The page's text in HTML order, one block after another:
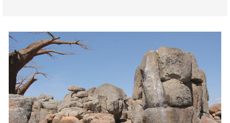
Comida & Restaurantes
Deporte & aventura
Dónde quedarse
Familia & niños
Museos & Arte
Naturaleza & aire libre
Playas